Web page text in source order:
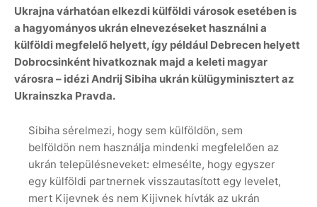
Ukrajna várhatóan elkezdi külföldi városok esetében is
a hagyományos ukrán elnevezéseket használni a
külföldi megfelelő helyett, így például Debrecen helyett
Dobrocsinként hivatkoznak majd a keleti magyar
városra – idézi Andrij Sibiha ukrán külügyminisztert az
Ukrainszka Pravda.
Sibiha sérelmezi, hogy sem külföldön, sem
belföldön nem használja mindenki megfelelően az
ukrán településneveket: elmesélte, hogy egyszer
egy külföldi partnernek visszautasított egy levelet,
mert Kijevnek és nem Kijivnek hívták az ukrán